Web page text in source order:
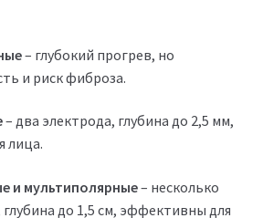
– глубокий прогрев, но
и риск фиброза.
– два электрода, глубина до 2,5 мм,
лица.
и мультиполярные– несколько
до 1,5 см, эффективны для